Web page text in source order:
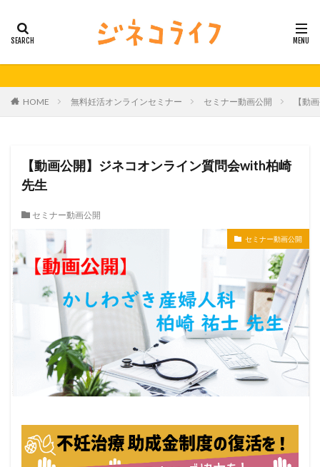
HOME 無料妊活オンラインセミナー セミナー動画公開 【動
【動画公開】ジネコオンライン質問会with柏崎
先生
セミナー動画公開
セミナー動画公開
男性不妊